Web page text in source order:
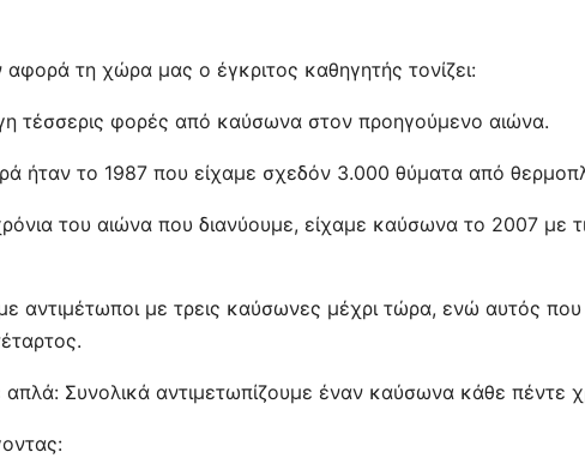
αφορά τη χώρα μας ο έγκριτος καθηγητής τονίζει:
τέσσερις φορές από καύσωνα στον προηγούμενο αιώνα.
ήταν το 1987 που είχαμε σχεδόν 3.000 θύματα από
του αιώνα που διανύουμε, είχαμε καύσωνα το 2007 με
αντιμέτωποι με τρεις καύσωνες μέχρι τώρα, ενώ αυτός
απλά: Συνολικά αντιμετωπίζουμε έναν καύσωνα κάθε πέντε